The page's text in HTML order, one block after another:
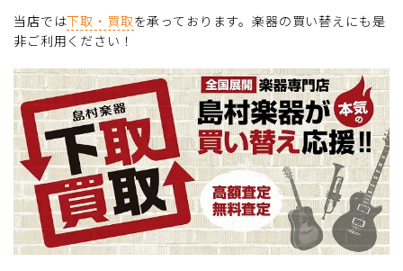
当店では下取・買取を承っております。楽器の買い替えにも是
非ご利用ください！